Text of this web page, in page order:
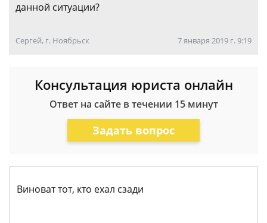
данной ситуации?
Сергей, г. Ноябрьск 7 января 2019 г. 9:19
Консультация юриста онлайн
Ответ на сайте в течении 15 минут
Задать вопрос
Виноват тот, кто ехал сзади